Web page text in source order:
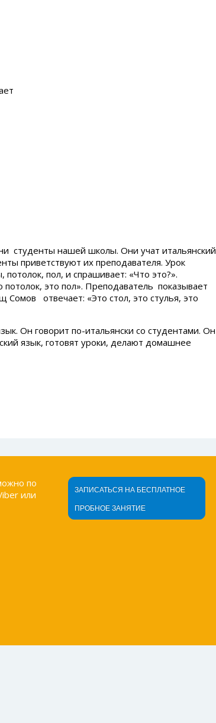
студенты нашей школы. Они учат итальянский
приветствуют их преподавателя. Урок
пол, и спрашивает: «Что это?».
это пол». Преподаватель показывает
Сомов отвечает: «Это стол, это стулья, это
Он говорит по-итальянски со студентами. Он
язык, готовят уроки, делают домашнее
по
или
ЗАПИСАТЬСЯ НА БЕСПЛАТНОЕ
ПРОБНОЕ ЗАНЯТИЕ